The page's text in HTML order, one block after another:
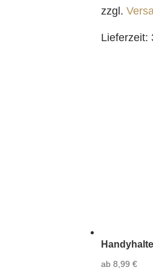
zzgl.
Lieferzeit:
ab8,99€